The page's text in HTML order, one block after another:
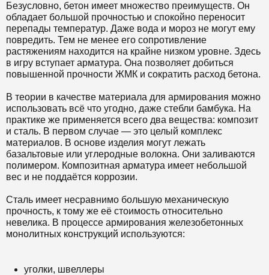
Безусловно, бетон имеет множество преимуществ. Он
обладает большой прочностью и спокойно переносит
перепады температур. Даже вода и мороз не могут ему
повредить. Тем не менее его сопротивление
растяжениям находится на крайне низком уровне. Здесь
в игру вступает арматура. Она позволяет добиться
повышенной прочности ЖМК и сократить расход бетона.
В теории в качестве материала для армирования можно
использовать всё что угодно, даже стебли бамбука. На
практике же применяется всего два вещества: композит
и сталь. В первом случае — это целый комплекс
материалов. В основе изделия могут лежать
базальтовые или углеродные волокна. Они заливаются
полимером. Композитная арматура имеет небольшой
вес и не поддаётся коррозии.
Сталь имеет несравнимо большую механическую
прочность, к тому же её стоимость относительно
невелика. В процессе армирования железобетонных
монолитных конструкций используются:
уголки, швеллеры